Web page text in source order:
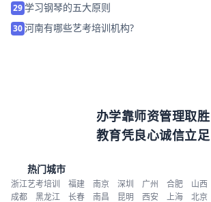
29学习钢琴的五大原则
30河南有哪些艺考培训机构?
办学靠师资管理取胜
教育凭良心诚信立足
热门城市
浙江艺考培训 福建 南京 深圳 广州 合肥 山西
成都
黑龙江 长春 南昌 昆明 西安 上海 北京